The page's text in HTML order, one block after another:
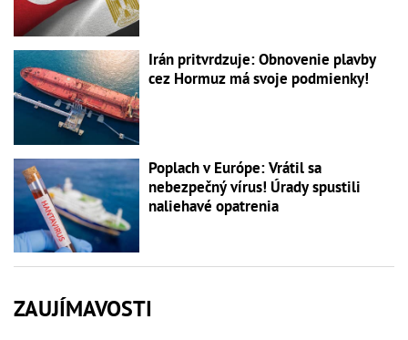
Irán pritvrdzuje: Obnovenie plavby
cez Hormuz má svoje podmienky!
Poplach v Európe: Vrátil sa
nebezpečný vírus! Úrady spustili
naliehavé opatrenia
ZAUJÍMAVOSTI